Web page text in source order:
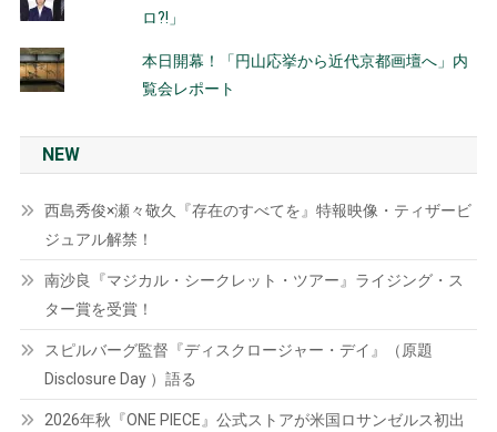
ロ?!」
本日開幕！「円山応挙から近代京都画壇へ」内
覧会レポート
NEW
西島秀俊×瀬々敬久『存在のすべてを』特報映像・ティザービ
ジュアル解禁！
南沙良『マジカル・シークレット・ツアー』ライジング・ス
ター賞を受賞！
スピルバーグ監督『ディスクロージャー・デイ』（原題
Disclosure Day ）語る
2026年秋『ONE PIECE』公式ストアが米国ロサンゼルス初出